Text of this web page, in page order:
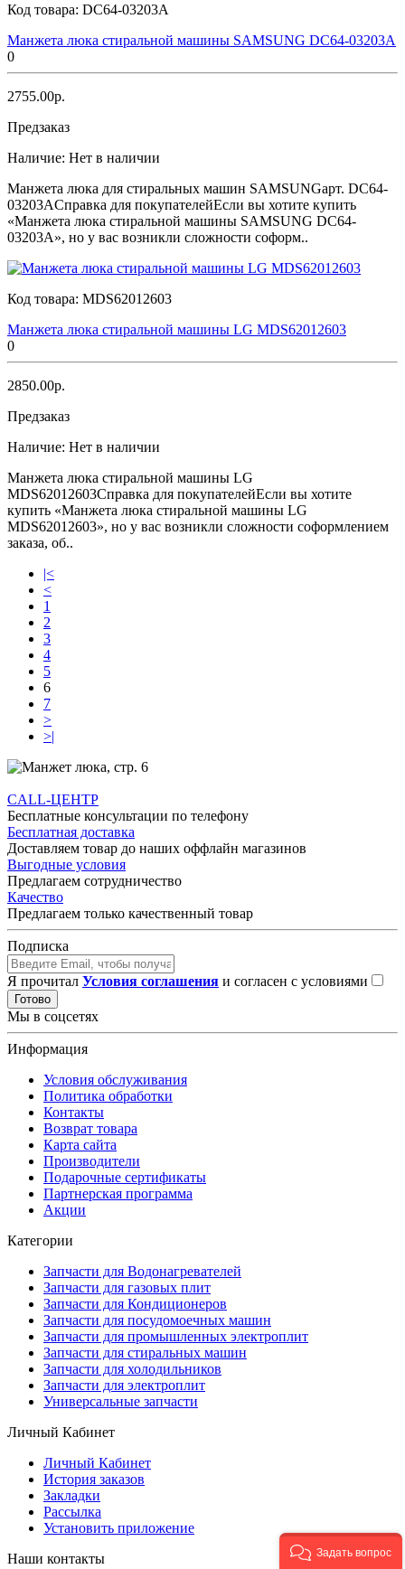
Код товара: DC64-03203A
Манжета люка стиральной машины SAMSUNG DC64-03203A
0
2755.00р.
Предзаказ
Наличие: Нет в наличии
Манжета люка для стиральных машин SAMSUNGарт. DC64-
03203AСправка для покупателейЕсли вы хотите купить
«Манжета люка стиральной машины SAMSUNG DC64-
03203A», но у вас возникли сложности соформ..
Код товара: MDS62012603
Манжета люка стиральной машины LG MDS62012603
0
2850.00р.
Предзаказ
Наличие: Нет в наличии
Манжета люка стиральной машины LG
MDS62012603Справка для покупателейЕсли вы хотите
купить «Манжета люка стиральной машины LG
MDS62012603», но у вас возникли сложности соформлением
заказа, об..
|<
<
1
2
3
4
5
6
7
>
>|
CALL-ЦЕНТР
Бесплатные консультации по телефону
Бесплатная доставка
Доставляем товар до наших оффлайн магазинов
Выгодные условия
Предлагаем сотрудничество
Качество
Предлагаем только качественный товар
Подписка
Я прочитал Условия соглашения и согласен с условиями
Готово
Мы в соцсетях
Информация
Условия обслуживания
Политика обработки
Контакты
Возврат товара
Карта сайта
Производители
Подарочные сертификаты
Партнерская программа
Акции
Категории
Запчасти для Водонагревателей
Запчасти для газовых плит
Запчасти для Кондиционеров
Запчасти для посудомоечных машин
Запчасти для промышленных электроплит
Запчасти для стиральных машин
Запчасти для холодильников
Запчасти для электроплит
Универсальные запчасти
Личный Кабинет
Личный Кабинет
История заказов
Закладки
Рассылка
Установить приложение
Наши контакты
Задать вопрос